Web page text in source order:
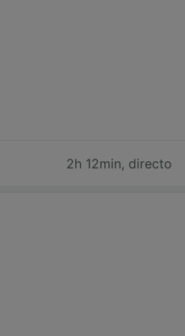
2h 12min, directo